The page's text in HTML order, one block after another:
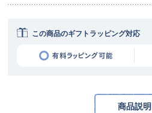
この商品のギフトラッピング対応
商品説明